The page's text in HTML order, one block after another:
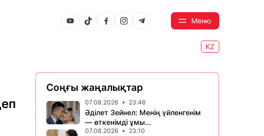
Меню
KZ
Соңғы жаңалықтар
07.08.2026 23:46
Әділет Зейнел: Менің үйленгенім
— өткенімді ұмы...
07.08.2026 23:10